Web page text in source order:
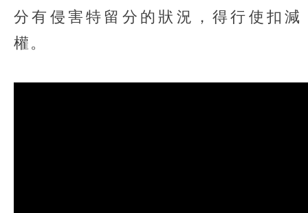
分有侵害特留分的狀況，得行使扣減
權。